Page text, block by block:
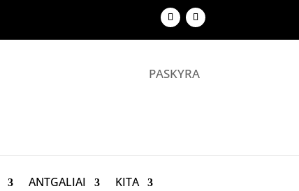
PASKYRA
ANTGALIAI KITA